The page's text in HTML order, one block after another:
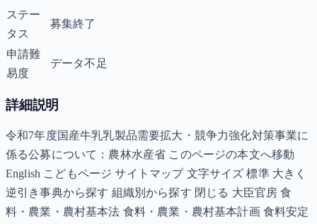
ステー
タス
募集終了
申請難
易度
データ不足
詳細説明
令和7年度国産牛乳乳製品需要拡大・競争力強化対策事業に
係る公募について：農林水産省 このページの本文へ移動
English こどもページ サイトマップ 文字サイズ 標準 大きく
逆引き事典から探す 組織別から探す 閉じる 大臣官房 食
料・農業・農村基本法 食料・農業・農村基本計画 食料安定